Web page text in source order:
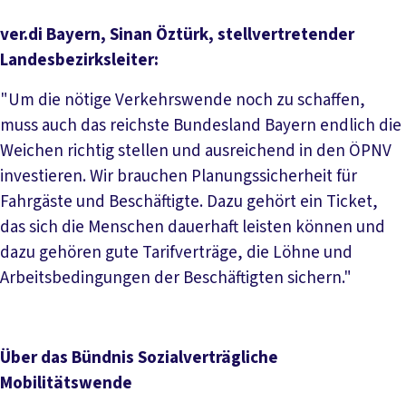
ver.di Bayern, Sinan Öztürk, stellvertretender
Landesbezirksleiter:
"Um die nötige Verkehrswende noch zu schaffen,
muss auch das reichste Bundesland Bayern endlich die
Weichen richtig stellen und ausreichend in den ÖPNV
investieren. Wir brauchen Planungssicherheit für
Fahrgäste und Beschäftigte. Dazu gehört ein Ticket,
das sich die Menschen dauerhaft leisten können und
dazu gehören gute Tarifverträge, die Löhne und
Arbeitsbedingungen der Beschäftigten sichern."
Über das Bündnis Sozialverträgliche
Mobilitätswende